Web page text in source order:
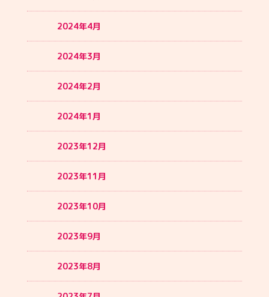
2024年4月
2024年3月
2024年2月
2024年1月
2023年12月
2023年11月
2023年10月
2023年9月
2023年8月